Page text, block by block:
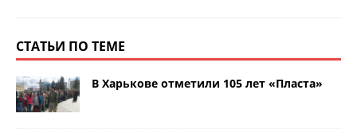
СТАТЬИ ПО ТЕМЕ
В Харькове отметили 105 лет «Пласта»